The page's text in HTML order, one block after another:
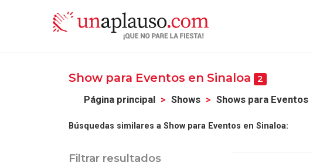
Show para Eventos en Sinaloa 2
Página principal Shows Shows para Eventos
Búsquedas similares a Show para Eventos en Sinaloa:
Filtrar resultados